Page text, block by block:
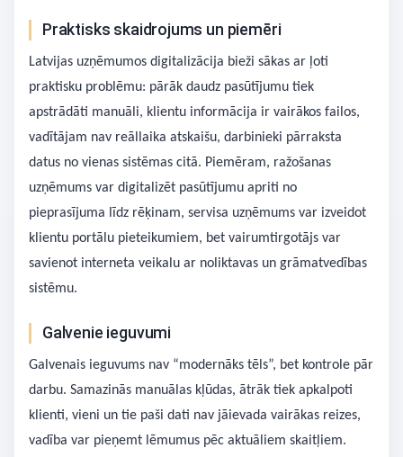
Praktisks skaidrojums un piemēri
Latvijas uzņēmumos digitalizācija bieži sākas ar ļoti
praktisku problēmu: pārāk daudz pasūtījumu tiek
apstrādāti manuāli, klientu informācija ir vairākos failos,
vadītājam nav reāllaika atskaišu, darbinieki pārraksta
datus no vienas sistēmas citā. Piemēram, ražošanas
uzņēmums var digitalizēt pasūtījumu apriti no
pieprasījuma līdz rēķinam, servisa uzņēmums var izveidot
klientu portālu pieteikumiem, bet vairumtirgotājs var
savienot interneta veikalu ar noliktavas un grāmatvedības
sistēmu.
Galvenie ieguvumi
Galvenais ieguvums nav “modernāks tēls”, bet kontrole pār
darbu. Samazinās manuālas kļūdas, ātrāk tiek apkalpoti
klienti, vieni un tie paši dati nav jāievada vairākas reizes,
vadība var pieņemt lēmumus pēc aktuāliem skaitļiem.